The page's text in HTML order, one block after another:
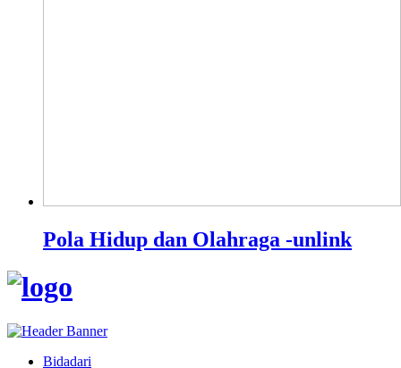
Pola Hidup dan Olahraga -unlink
Bidadari